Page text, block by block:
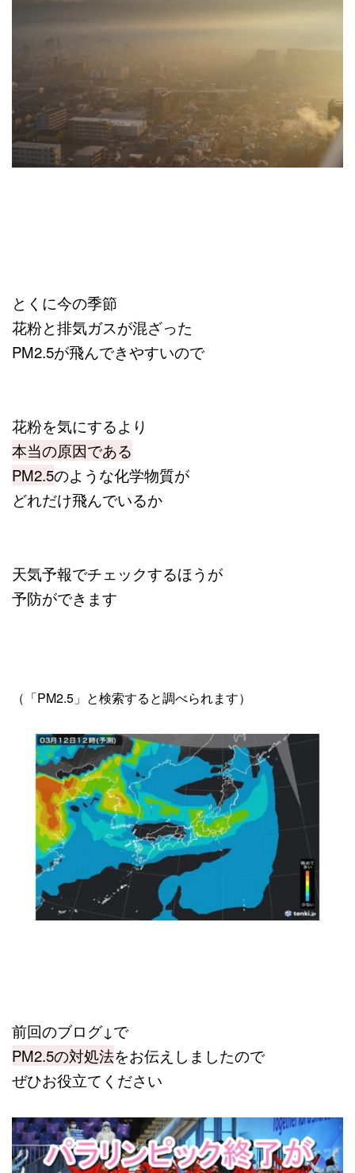
とくに今の季節
花粉と排気ガスが混ざった
PM2.5が飛んできやすいので
花粉を気にするより
本当の原因である
PM2.5のような化学物質が
どれだけ飛んでいるか
天気予報でチェックするほうが
予防ができます
（「PM2.5」と検索すると調べられます）
前回のブログ↓で
PM2.5の対処法をお伝えしましたので
ぜひお役立てください